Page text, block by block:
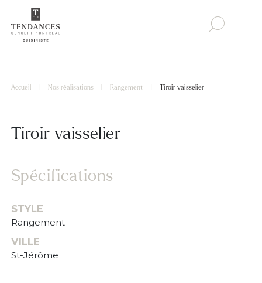
Accueil Nos réalisations Rangement Tiroir vaisselier
Tiroir vaisselier
Spécifications
STYLE
Rangement
VILLE
St-Jérôme